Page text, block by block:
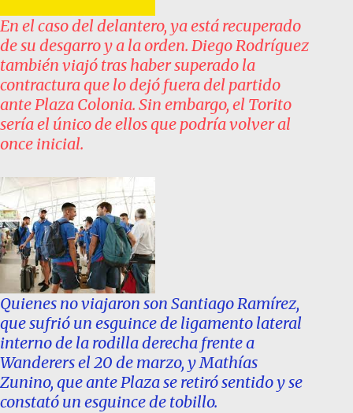
En el caso del delantero, ya está recuperado
de su desgarro y a la orden. Diego Rodríguez
también viajó tras haber superado la
contractura que lo dejó fuera del partido
ante Plaza Colonia. Sin embargo, el Torito
sería el único de ellos que podría volver al
once inicial.
Quienes no viajaron son Santiago Ramírez,
que sufrió un esguince de ligamento lateral
interno de la rodilla derecha frente a
Wanderers el 20 de marzo, y Mathías
Zunino, que ante Plaza se retiró sentido y se
constató un esguince de tobillo.